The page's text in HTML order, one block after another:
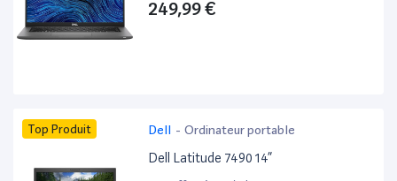
249,99 €
Top Produit Dell - Ordinateur portable
Dell Latitude 7490 14”